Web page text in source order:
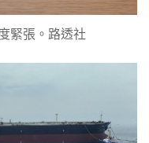
緊張。路透社